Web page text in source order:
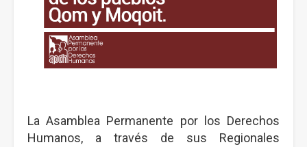
La Asamblea Permanente por los Derechos
Humanos, a través de sus Regionales